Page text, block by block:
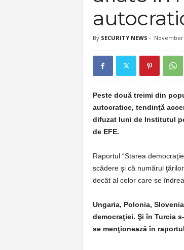
By SECURITY NEWS - November
Peste două treimi din
autocratice, tendinţă
difuzat luni de Institutul
de EFE.
Raportul “Starea
scădere şi că numărul
decât al celor care se
Ungaria, Polonia,
democraţiei. Şi în Turcia
se menţionează în